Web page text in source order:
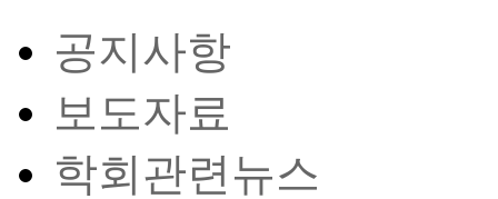
공지사항
보도자료
학회관련뉴스